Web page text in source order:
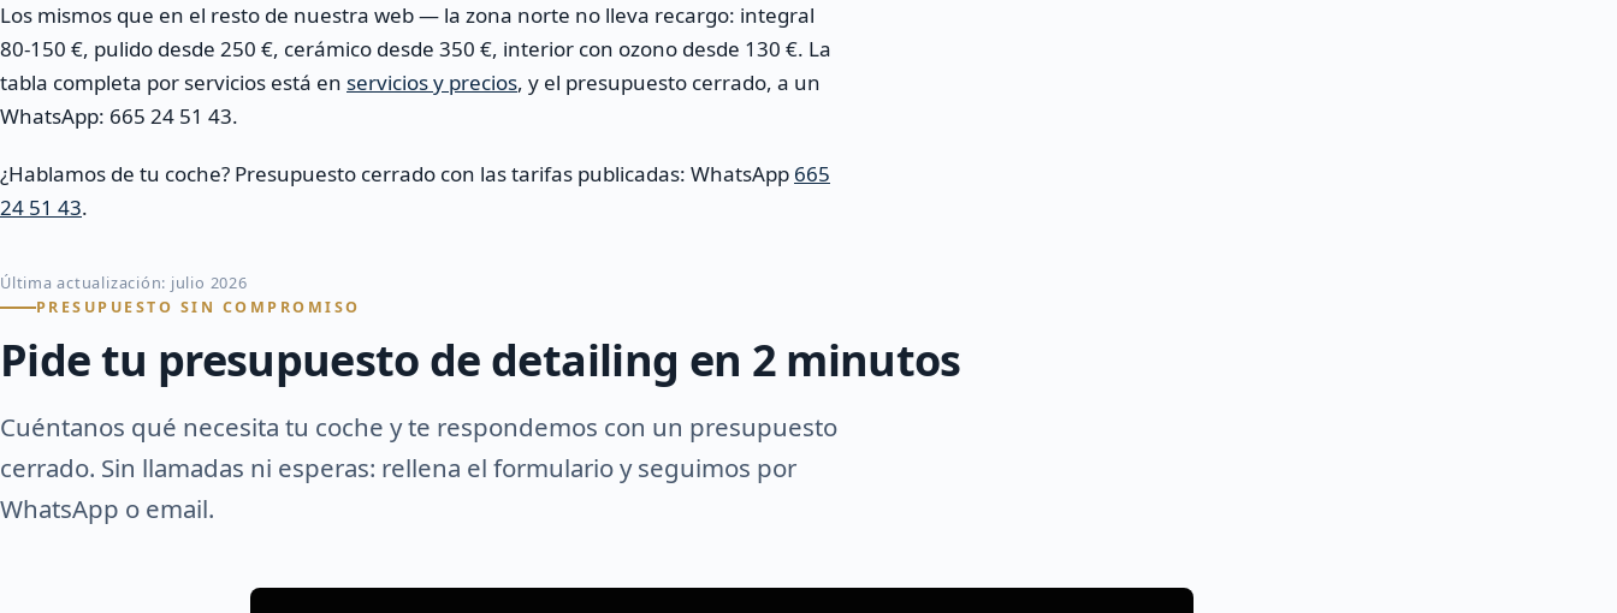
Los mismos que en el resto de nuestra web — la zona norte no lleva recargo: integral
80-150 €, pulido desde 250 €, cerámico desde 350 €, interior con ozono desde 130 €. La
tabla completa por servicios está en servicios y precios, y el presupuesto cerrado, a un
WhatsApp: 665 24 51 43.
¿Hablamos de tu coche? Presupuesto cerrado con las tarifas publicadas: WhatsApp 665
24 51 43.
Última actualización: julio 2026
PRESUPUESTO SIN COMPROMISO
Pide tu presupuesto de detailing en 2 minutos
Cuéntanos qué necesita tu coche y te respondemos con un presupuesto
cerrado. Sin llamadas ni esperas: rellena el formulario y seguimos por
WhatsApp o email.